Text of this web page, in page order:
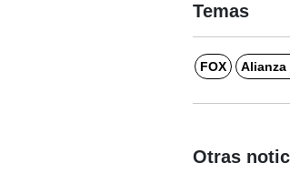
Temas
FOX Alianza
Otras